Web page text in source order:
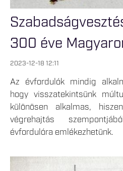
300 éve
2023-12-18 12:11
Az évfordulók mindig
hogy visszatekintsünk
különösen alkalmas,
végrehajtás
évfordulóra emlékezhetünk.